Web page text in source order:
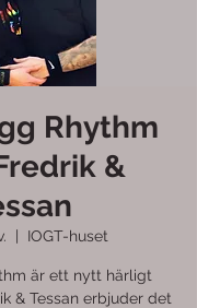
Rhythm
&
IOGT-huset
är ett nytt härligt
& Tessan erbjuder det